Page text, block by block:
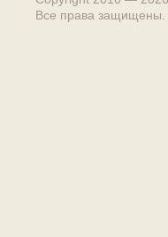
Все права защищены.